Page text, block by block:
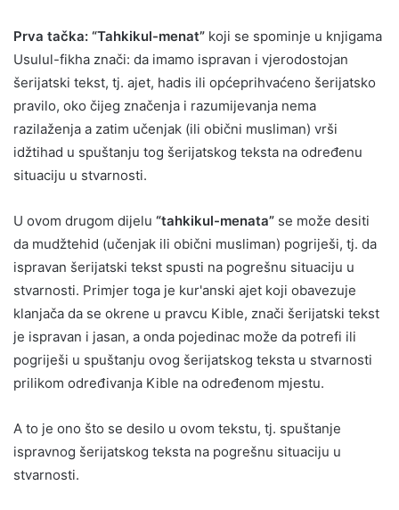
Prva tačka: “Tahkikul-menat” koji se spominje u knjigama
Usulul-fikha znači: da imamo ispravan i vjerodostojan
šerijatski tekst, tj. ajet, hadis ili općeprihvaćeno šerijatsko
pravilo, oko čijeg značenja i razumijevanja nema
razilaženja a zatim učenjak (ili obični musliman) vrši
idžtihad u spuštanju tog šerijatskog teksta na određenu
situaciju u stvarnosti.
U ovom drugom dijelu “tahkikul-menata” se može desiti
da mudžtehid (učenjak ili obični musliman) pogriješi, tj. da
ispravan šerijatski tekst spusti na pogrešnu situaciju u
stvarnosti. Primjer toga je kur'anski ajet koji obavezuje
klanjača da se okrene u pravcu Kible, znači šerijatski tekst
je ispravan i jasan, a onda pojedinac može da potrefi ili
pogriješi u spuštanju ovog šerijatskog teksta u stvarnosti
prilikom određivanja Kible na određenom mjestu.
A to je ono što se desilo u ovom tekstu, tj. spuštanje
ispravnog šerijatskog teksta na pogrešnu situaciju u
stvarnosti.